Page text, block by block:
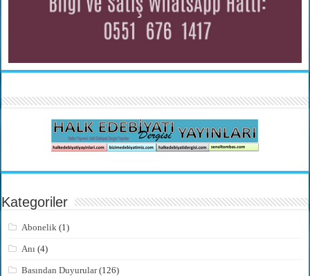
Kategoriler
Abonelik (1)
Anı (4)
Basından Duyurular(126)